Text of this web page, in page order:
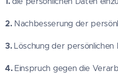
2. Nachbesserung der
3.Löschung der persönlichen
4.Einspruch gegen die